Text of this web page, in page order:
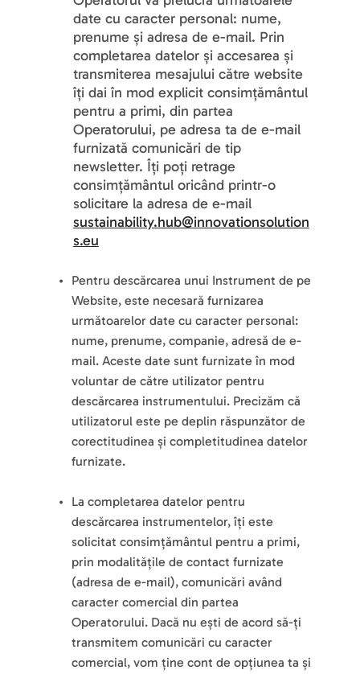
date cu caracter personal: nume,
prenume și adresa de e-mail. Prin
completarea datelor și accesarea și
transmiterea mesajului către website
îți dai în mod explicit consimțământul
pentru a primi, din partea
Operatorului, pe adresa ta de e-mail
furnizată comunicări de tip
newsletter. Îți poți retrage
consimțământul oricând printr-o
solicitare la adresa de e-mail
sustainability.hub@innovationsolution
s.eu
Pentru descărcarea unui Instrument de pe
Website, este necesară furnizarea
următoarelor date cu caracter personal:
nume, prenume, companie, adresă de e-
mail. Aceste date sunt furnizate în mod
voluntar de către utilizator pentru
descărcarea instrumentului. Precizăm că
utilizatorul este pe deplin răspunzător de
corectitudinea și completitudinea datelor
furnizate.
La completarea datelor pentru
descărcarea instrumentelor, îți este
solicitat consimțământul pentru a primi,
prin modalitățile de contact furnizate
(adresa de e-mail), comunicări având
caracter comercial din partea
Operatorului. Dacă nu ești de acord să-ți
transmitem comunicări cu caracter
comercial, vom ține cont de opțiunea ta și